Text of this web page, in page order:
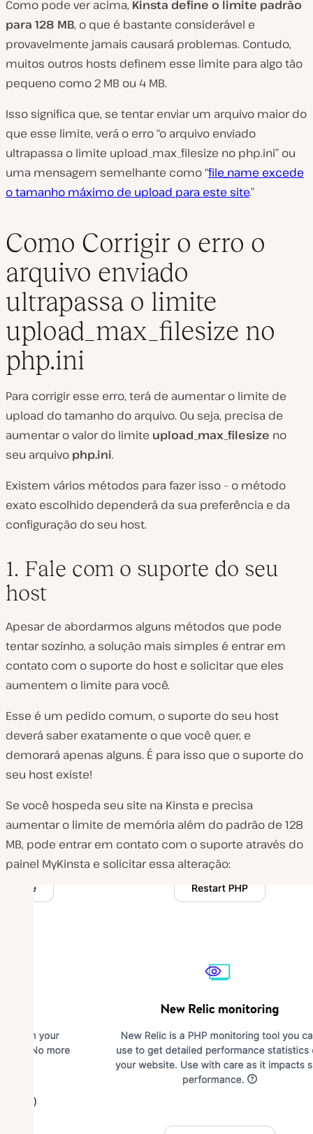
Como pode ver acima, Kinsta define o limite padrão
para 128 MB, o que é bastante considerável e
provavelmente jamais causará problemas. Contudo,
muitos outros hosts definem esse limite para algo tão
pequeno como 2 MB ou 4 MB.
Isso significa que, se tentar enviar um arquivo maior do
que esse limite, verá o erro “o arquivo enviado
ultrapassa o limite upload_max_filesize no php.ini” ou
uma mensagem semelhante como “file_name excede
o tamanho máximo de upload para este site.”
Como Corrigir o erro o
arquivo enviado
ultrapassa o limite
upload_max_filesize no
php.ini
Para corrigir esse erro, terá de aumentar o limite de
upload do tamanho do arquivo. Ou seja, precisa de
aumentar o valor do limite upload_max_filesize no
seu arquivo php.ini.
Existem vários métodos para fazer isso – o método
exato escolhido dependerá da sua preferência e da
configuração do seu host.
1. Fale com o suporte do seu
host
Apesar de abordarmos alguns métodos que pode
tentar sozinho, a solução mais simples é entrar em
contato com o suporte do host e solicitar que eles
aumentem o limite para você.
Esse é um pedido comum, o suporte do seu host
deverá saber exatamente o que você quer, e
demorará apenas alguns. É para isso que o suporte do
seu host existe!
Se você hospeda seu site na Kinsta e precisa
aumentar o limite de memória além do padrão de 128
MB, pode entrar em contato com o suporte através do
painel MyKinsta e solicitar essa alteração: